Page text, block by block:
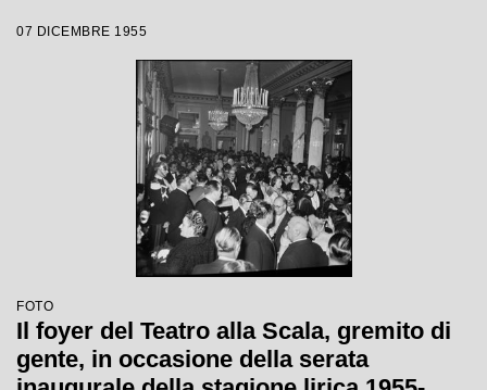
regia di Margherita Wallmann
07 DICEMBRE 1955
FOTO
Il foyer del Teatro alla Scala, gremito di
gente, in occasione della serata